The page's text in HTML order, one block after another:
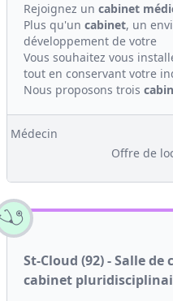
Rejoignez un cabinet
Plus qu'un cabinet, un
développement de votre
Vous souhaitez vous
tout en conservant votre
Nous proposons trois
Médecin
Offre de
St-Cloud (92) - Salle
cabinet